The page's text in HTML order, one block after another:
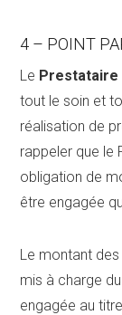
4 – POINT
Le Prestataire
tout le soin et
réalisation de
rappeler que le
obligation de
être engagée
Le montant
mis à charge
engagée au